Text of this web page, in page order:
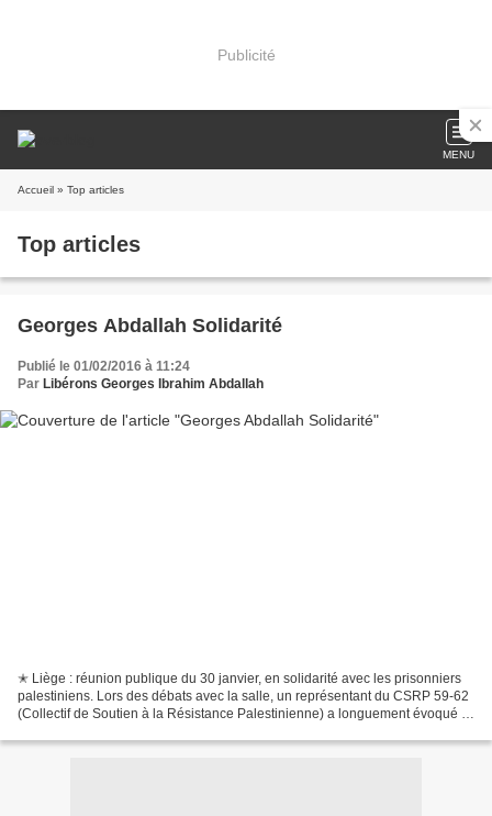
Publicité
MENU
Accueil » Top articles
Top articles
Georges Abdallah Solidarité
Publié le 01/02/2016 à 11:24
Par Libérons Georges Ibrahim Abdallah
✭ Liège : réunion publique du 30 janvier, en solidarité avec les prisonniers
palestiniens. Lors des débats avec la salle, un représentant du CSRP 59-62
(Collectif de Soutien à la Résistance Palestinienne) a longuement évoqué la